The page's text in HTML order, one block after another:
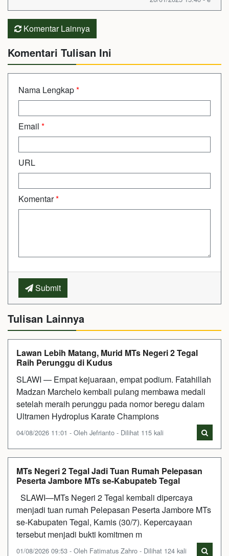
Komentar Lainnya
Komentari Tulisan Ini
Nama Lengkap*
Email *
URL
Komentar*
Submit
Tulisan Lainnya
Lawan Lebih Matang, Murid MTs Negeri 2 Tegal
Raih Perunggu di Kudus
SLAWI — Empat kejuaraan, empat podium. Fatahillah
Madzan Marchelo kembali pulang membawa medali
setelah meraih perunggu pada nomor beregu dalam
Ultramen Hydroplus Karate Champions
04/08/2026 11:01 - Oleh Jefrianto - Dilihat 115 kali
MTs Negeri 2 Tegal Jadi Tuan Rumah Pelepasan
Peserta Jambore MTs se-Kabupateb Tegal
SLAWI—MTs Negeri 2 Tegal kembali dipercaya
menjadi tuan rumah Pelepasan Peserta Jambore MTs
se-Kabupaten Tegal, Kamis (30/7). Kepercayaan
tersebut menjadi bukti komitmen m
01/08/2026 09:53 - Oleh Fatimatus Zahro - Dilihat 124 kali